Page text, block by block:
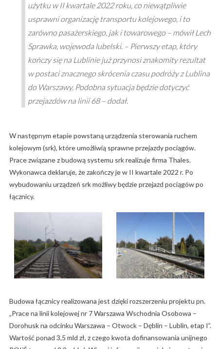
użytku w II kwartale 2022 roku, co niewątpliwie
usprawni organizację transportu kolejowego, i to
zarówno pasażerskiego, jak i towarowego – mówił Lech
Sprawka, wojewoda lubelski. – Pierwszy etap, który
kończy się na Lublinie już przynosi znakomity rezultat
w postaci znacznego skrócenia czasu podróży z Lublina
do Warszawy. Podobna sytuacja będzie dotyczyć
przejazdów na linii 68 – dodał.
W następnym etapie powstaną urządzenia sterowania ruchem
kolejowym (srk), które umożliwią sprawne przejazdy pociągów.
Prace związane z budową systemu srk realizuje firma Thales.
Wykonawca deklaruje, że zakończy je w II kwartale 2022 r. Po
wybudowaniu urządzeń srk możliwy będzie przejazd pociągów po
łącznicy.
Budowa łącznicy realizowana jest dzięki rozszerzeniu projektu pn.
„Prace na linii kolejowej nr 7 Warszawa Wschodnia Osobowa –
Dorohusk na odcinku Warszawa – Otwock – Dęblin – Lublin, etap I”.
Wartość ponad 3,5 mld zł, z czego kwota dofinansowania unijnego